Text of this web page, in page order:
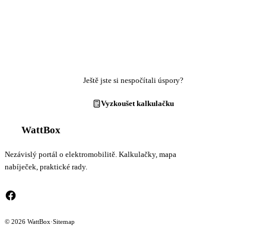
Ještě jste si nespočítali úspory?
Vyzkoušet kalkulačku
WattBox
Nezávislý portál o elektromobilitě. Kalkulačky, mapa
nabíječek, praktické rady.
© 2026 WattBox·Sitemap